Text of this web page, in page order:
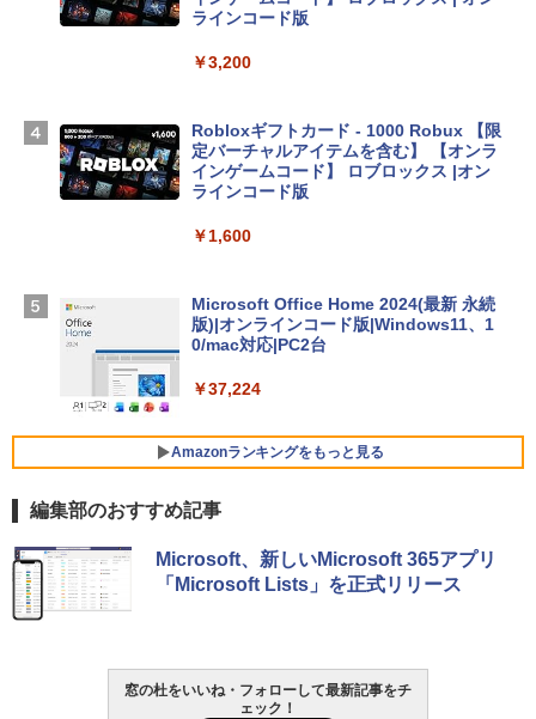
Apple 2026 MacBook Air M5チップ搭載
igence、13.6インチLiquid Retinaディ
ームカメラ、日本語キーボード、Touch I
D - ミッドナイト
￥314,800
SSD インテル Core 5
￥129,800
Core i5/16GB/SSD 512GB/ホワイト) FM
VWK3E15W_AZ
￥119,800
ラインコード版
￥3,200
Robloxギフトカード - 1000 Robux 【限
定バーチャルアイテムを含む】 【オンラ
インゲームコード】 ロブロックス |オン
ラインコード版
￥1,600
Microsoft Office Home 2024(最新 永続
版)|オンラインコード版|Windows11、1
0/mac対応|PC2台
￥37,224
Amazonランキングをもっと見る
生成AIパスポート公式テキスト 第４版
￥1,766
AIイラスト表現辞典: 思い通りの絵を引き
Amazon Kindle Paperwhite (16GB) 7イ
ンチディスプレイ、色調調節ライト、12
週間持続バッテリー、広告なし、ブラッ
編集部のおすすめ記事
Microsoft、新しいMicrosoft 365アプリ
「Microsoft Lists」を正式リリース
窓の杜をいいね・フォローして最新記事をチ
ェック！